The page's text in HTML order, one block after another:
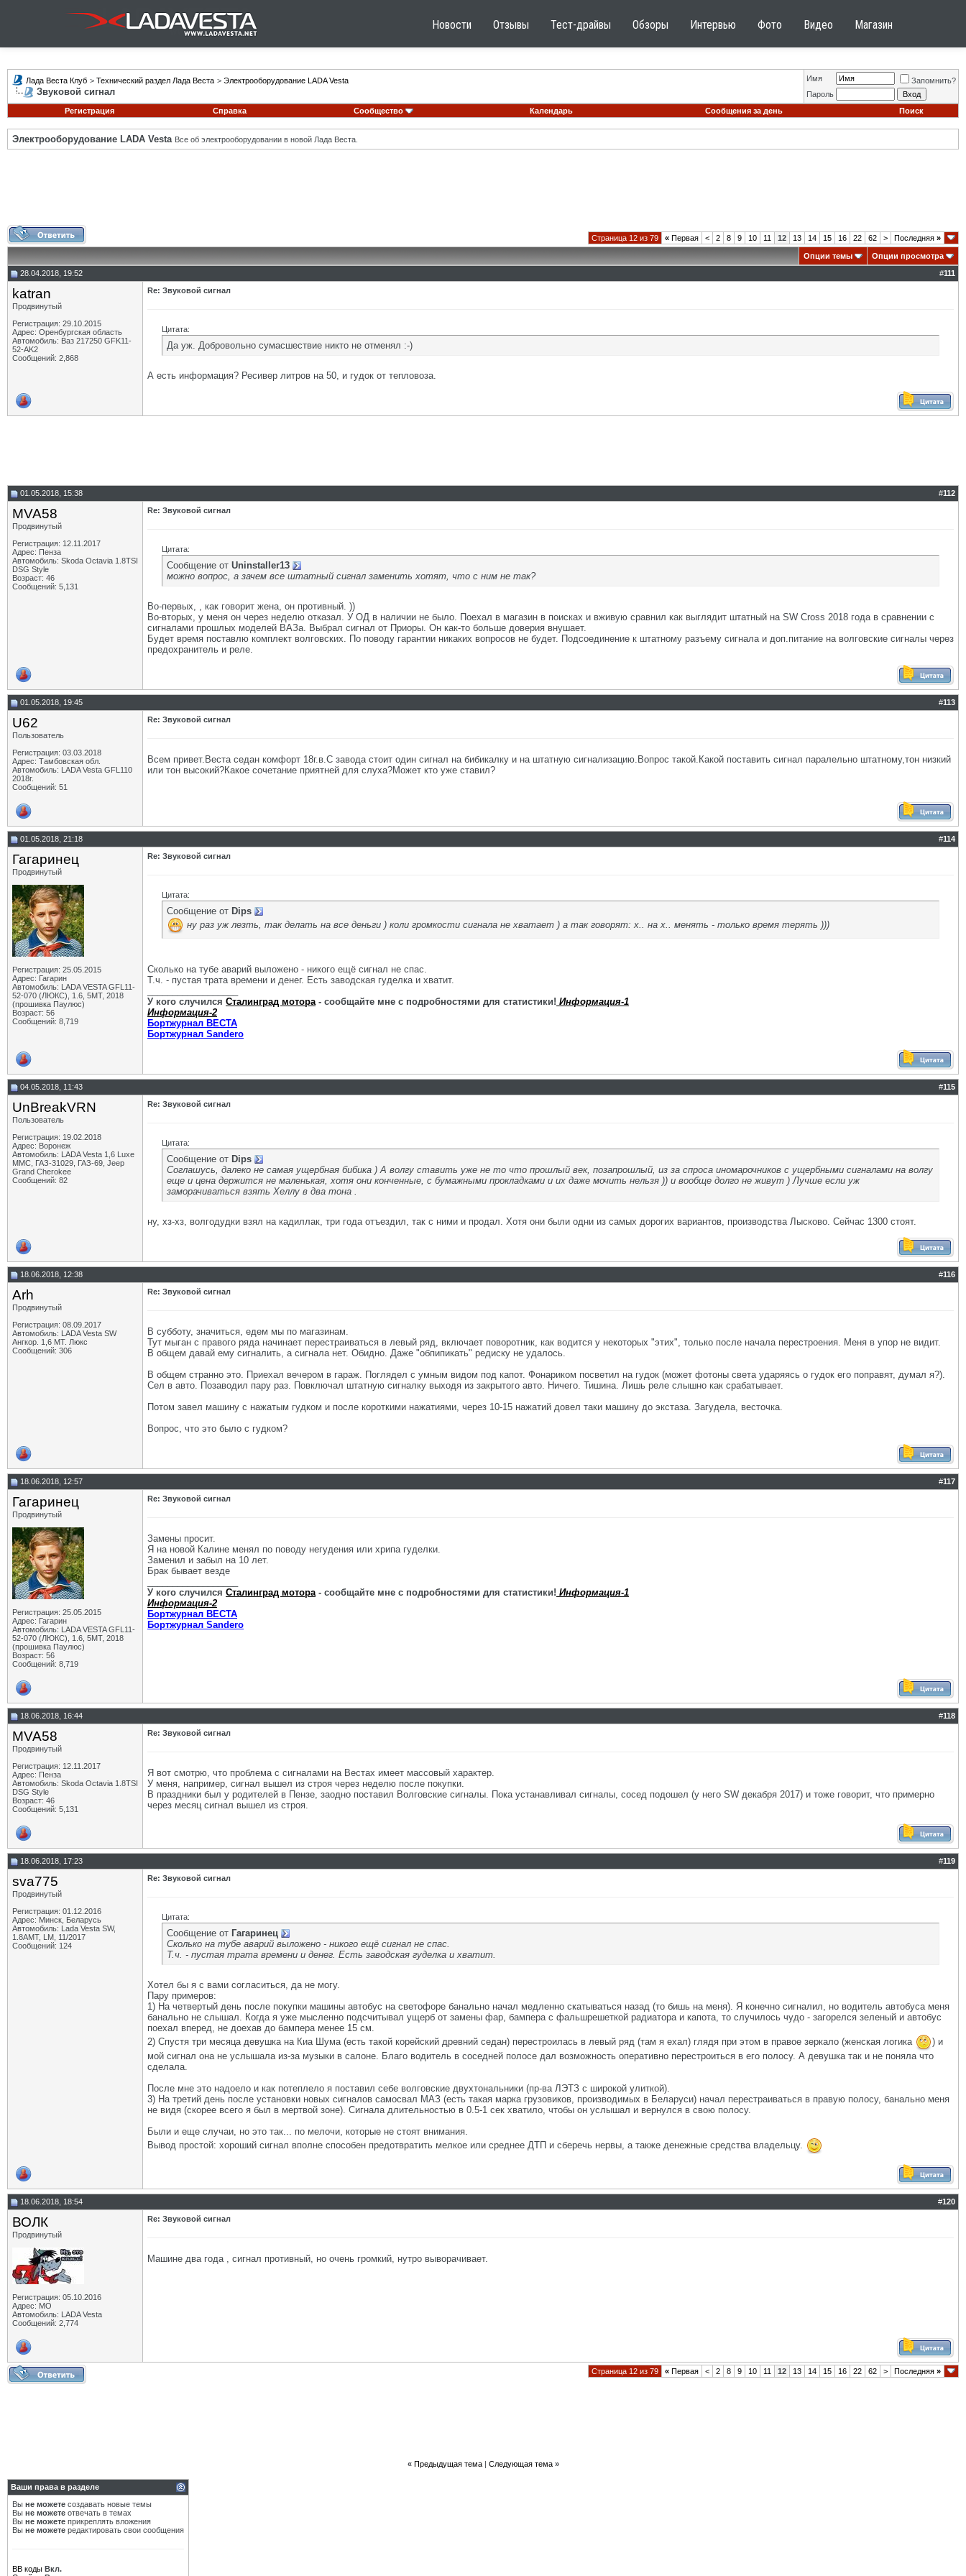
Новости Отзывы Тест-драйвы Обзоры Интервью Фото Видео Магазин
Лада Веста Клуб > Технический раздел Лада Веста > Электрооборудование LADA Vesta
Звуковой сигнал
Имя
Запомнить?
Пароль
Регистрация
Справка Сообщество Календарь Сообщения за день Поиск
Электрооборудование LADA Vesta Все об электрооборудовании в новой Лада Веста.
Страница 12 из 79 « Первая < 2 8 9 10 11 12 13 14 15 16 22 62 > Последняя »
Опции темы
Опции просмотра
28.04.2018, 19:52
#111
katran
Продвинутый
Регистрация: 29.10.2015
Адрес: Оренбургская область
Автомобиль: Ваз 217250 GFK11-
52-AK2
Сообщений: 2,868
Re: Звуковой сигнал
Цитата:
Да уж. Добровольно сумасшествие никто не отменял :-)
А есть информация? Ресивер литров на 50, и гудок от тепловоза.
01.05.2018, 15:38 #112
MVA58
Продвинутый
Регистрация: 12.11.2017
Адрес: Пенза
Автомобиль: Skoda Octavia 1.8TSI
DSG Style
Возраст: 46
Сообщений: 5,131
Re: Звуковой сигнал
Цитата:
Сообщение от Uninstaller13
можно вопрос, а зачем все штатный сигнал заменить хотят, что с ним не так?
Во-первых, , как говорит жена, он противный. ))
Во-вторых, у меня он через неделю отказал. У ОД в наличии не было. Поехал в магазин в поисках и вживую сравнил как выглядит штатный на SW Cross 2018 года в сравнении с
сигналами прошлых моделей ВАЗа. Выбрал сигнал от Приоры. Он как-то больше доверия внушает.
Будет время поставлю комплект волговских. По поводу гарантии никаких вопросов не будет. Подсоединение к штатному разъему сигнала и доп.питание на волговские сигналы через
предохранитель и реле.
01.05.2018, 19:45 #113
U62
Пользователь
Регистрация: 03.03.2018
Адрес: Тамбовская обл.
Автомобиль: LADA Vesta GFL110
2018г.
Сообщений: 51
Re: Звуковой сигнал
Всем привет.Веста седан комфорт 18г.в.С завода стоит один сигнал на бибикалку и на штатную сигнализацию.Вопрос такой.Какой поставить сигнал паралельно штатному,тон низкий
или тон высокий?Какое сочетание приятней для слуха?Может кто уже ставил?
01.05.2018, 21:18 #114
Гагаринец
Продвинутый
Регистрация: 25.05.2015
Адрес: Гагарин
Автомобиль: LADA VESTA GFL11-
52-070 (ЛЮКС), 1.6, 5МТ, 2018
(прошивка Паулюс)
Возраст: 56
Сообщений: 8,719
Re: Звуковой сигнал
Цитата:
Сообщение от Dips
ну раз уж лезть, так делать на все деньги ) коли громкости сигнала не хватает ) а так говорят: х.. на х.. менять - только время терять )))
Сколько на тубе аварий выложено - никого ещё сигнал не спас.
Т.ч. - пустая трата времени и денег. Есть заводская гуделка и хватит.
У кого случился Сталинград мотора- сообщайте мне с подробностями для статистики! Информация-1
Информация-2
Бортжурнал ВЕСТА
Бортжурнал Sandero
04.05.2018, 11:43 #115
UnBreakVRN
Пользователь
Регистрация: 19.02.2018
Адрес: Воронеж
Автомобиль: LADA Vesta 1,6 Luxe
MMC, ГАЗ-31029, ГАЗ-69, Jeep
Grand Cherokee
Сообщений: 82
Re: Звуковой сигнал
Цитата:
Сообщение от Dips
Соглашусь, далеко не самая ущербная бибика ) А волгу ставить уже не то что прошлый век, позапрошлый, из за спроса иномарочников с ущербными сигналами на волгу
еще и цена держится не маленькая, хотя они конченные, с бумажными прокладками и их даже мочить нельзя )) и вообще долго не живут ) Лучше если уж
заморачиваться взять Хеллу в два тона .
ну, хз-хз, волгодудки взял на кадиллак, три года отъездил, так с ними и продал. Хотя они были одни из самых дорогих вариантов, производства Лысково. Сейчас 1300 стоят.
18.06.2018, 12:38 #116
Arh
Продвинутый
Регистрация: 08.09.2017
Автомобиль: LADA Vesta SW
Ангкор. 1,6 MT. Люкс
Сообщений: 306
Re: Звуковой сигнал
В субботу, значиться, едем мы по магазинам.
Тут мыган с правого ряда начинает перестраиваться в левый ряд, включает поворотник, как водится у некоторых "этих", только после начала перестроения. Меня в упор не видит.
В общем давай ему сигналить, а сигнала нет. Обидно. Даже "обпипикать" редиску не удалось.
В общем странно это. Приехал вечером в гараж. Поглядел с умным видом под капот. Фонариком посветил на гудок (может фотоны света ударяясь о гудок его поправят, думал я?).
Сел в авто. Позаводил пару раз. Повключал штатную сигналку выходя из закрытого авто. Ничего. Тишина. Лишь реле слышно как срабатывает.
Потом завел машину с нажатым гудком и после короткими нажатиями, через 10-15 нажатий довел таки машину до экстаза. Загудела, весточка.
Вопрос, что это было с гудком?
18.06.2018, 12:57 #117
Гагаринец
Продвинутый
Регистрация: 25.05.2015
Адрес: Гагарин
Автомобиль: LADA VESTA GFL11-
52-070 (ЛЮКС), 1.6, 5МТ, 2018
(прошивка Паулюс)
Возраст: 56
Сообщений: 8,719
Re: Звуковой сигнал
Замены просит.
Я на новой Калине менял по поводу негудения или хрипа гуделки.
Заменил и забыл на 10 лет.
Брак бывает везде
У кого случился Сталинград мотора- сообщайте мне с подробностями для статистики! Информация-1
Информация-2
Бортжурнал ВЕСТА
Бортжурнал Sandero
18.06.2018, 16:44 #118
MVA58
Продвинутый
Регистрация: 12.11.2017
Адрес: Пенза
Автомобиль: Skoda Octavia 1.8TSI
DSG Style
Возраст: 46
Сообщений: 5,131
Re: Звуковой сигнал
Я вот смотрю, что проблема с сигналами на Вестах имеет массовый характер.
У меня, например, сигнал вышел из строя через неделю после покупки.
В праздники был у родителей в Пензе, заодно поставил Волговские сигналы. Пока устанавливал сигналы, сосед подошел (у него SW декабря 2017) и тоже говорит, что примерно
через месяц сигнал вышел из строя.
18.06.2018, 17:23 #119
sva775
Продвинутый
Регистрация: 01.12.2016
Адрес: Минск, Беларусь
Автомобиль: Lada Vesta SW,
1.8AMT, LM, 11/2017
Сообщений: 124
Re: Звуковой сигнал
Цитата:
Сообщение от Гагаринец
Сколько на тубе аварий выложено - никого ещё сигнал не спас.
Т.ч. - пустая трата времени и денег. Есть заводская гуделка и хватит.
Хотел бы я с вами согласиться, да не могу.
Пару примеров:
1) На четвертый день после покупки машины автобус на светофоре банально начал медленно скатываться назад (то бишь на меня). Я конечно сигналил, но водитель автобуса меня
банально не слышал. Когда я уже мысленно подсчитывал ущерб от замены фар, бампера с фальшрешеткой радиатора и капота, то случилось чудо - загорелся зеленый и автобус
поехал вперед, не доехав до бампера менее 15 см.
2) Спустя три месяца девушка на Киа Шума (есть такой корейский древний седан) перестроилась в левый ряд (там я ехал) глядя при этом в правое зеркало (женская логика
) и
мой сигнал она не услышала из-за музыки в салоне. Благо водитель в соседней полосе дал возможность оперативно перестроиться в его полосу. А девушка так и не поняла что
сделала.
После мне это надоело и как потеплело я поставил себе волговские двухтональники (пр-ва ЛЭТЗ с широкой улиткой).
3) На третий день после установки новых сигналов самосвал МАЗ (есть такая марка грузовиков, производимых в Беларуси) начал перестраиваться в правую полосу, банально меня
не видя (скорее всего я был в мертвой зоне). Сигнала длительностью в 0.5-1 сек хватило, чтобы он услышал и вернулся в свою полосу.
Были и еще случаи, но это так... по мелочи, которые не стоят внимания.
Вывод простой: хороший сигнал вполне способен предотвратить мелкое или среднее ДТП и сберечь нервы, а также денежные средства владельцу.
18.06.2018, 18:54 #120
ВОЛК
Продвинутый
Регистрация: 05.10.2016
Адрес: МО
Автомобиль: LADA Vesta
Сообщений: 2,774
Re: Звуковой сигнал
Машине два года , сигнал противный, но очень громкий, нутро выворачивает.
Страница 12 из 79 « Первая < 2 8 9 10 11 12 13 14 15 16 22 62 > Последняя »
« Предыдущая тема| Следующая тема »
Ваши права в разделе
Вы не можете создавать новые темы
Вы не можете отвечать в темах
Вы не можете прикреплять вложения
Вы не можете редактировать свои сообщения
BB коды Вкл.